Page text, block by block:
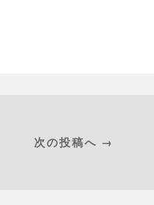
次の投稿へ →